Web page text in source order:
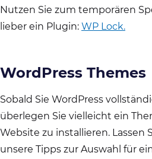
Nutzen Sie zum temporären
lieber ein Plugin: WP Lock.
WordPress Themes
Sobald Sie WordPress
überlegen Sie vielleicht ein
Website zu installieren. Lassen
unsere Tipps zur Auswahl für